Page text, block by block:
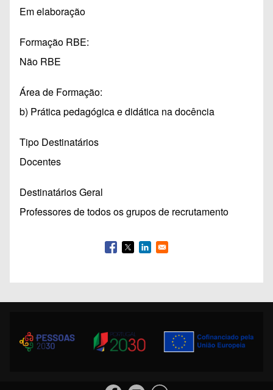
Em elaboração
Formação RBE
Não RBE
Área de Formação
b) Prática pedagógica e didática na docência
Tipo Destinatários
Docentes
Destinatários Geral
Professores de todos os grupos de recrutamento